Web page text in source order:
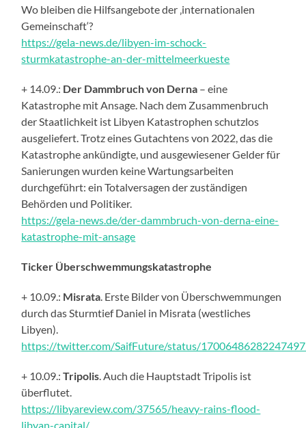
Wo bleiben die Hilfsangebote der ‚internationalen
Gemeinschaft‘?
https://gela-news.de/libyen-im-schock-
sturmkatastrophe-an-der-mittelmeerkueste
+ 14.09.: Der Dammbruch von Derna – eine
Katastrophe mit Ansage. Nach dem Zusammenbruch
der Staatlichkeit ist Libyen Katastrophen schutzlos
ausgeliefert. Trotz eines Gutachtens von 2022, das die
Katastrophe ankündigte, und ausgewiesener Gelder für
Sanierungen wurden keine Wartungsarbeiten
durchgeführt: ein Totalversagen der zuständigen
Behörden und Politiker.
https://gela-news.de/der-dammbruch-von-derna-eine-
katastrophe-mit-ansage
Ticker Überschwemmungskatastrophe
+ 10.09.: Misrata . Erste Bilder von Überschwemmungen
durch das Sturmtief Daniel in Misrata (westliches
Libyen).
https://twitter.com/SaifFuture/status/
+ 10.09.:Tripolis . Auch die Hauptstadt Tripolis ist
überflutet.
https://libyareview.com/37565/heavy-rains-flood-
libyan-capital/